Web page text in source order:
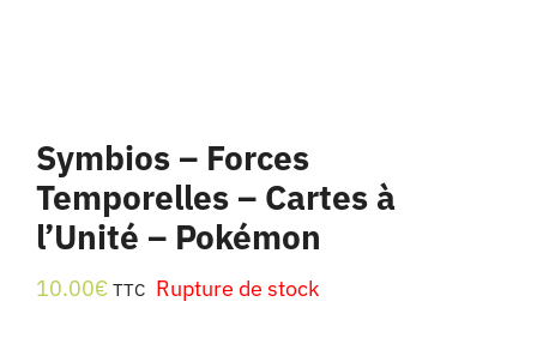
Symbios – Forces
Temporelles – Cartes à
l’Unité – Pokémon
10.00€ TTC Rupture de stock